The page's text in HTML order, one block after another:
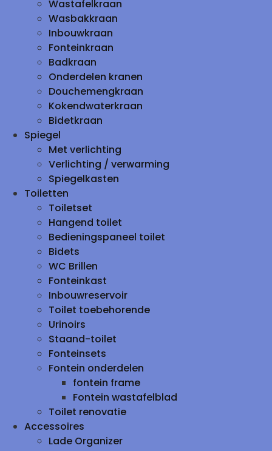
Wastafelkraan
Wasbakkraan
Inbouwkraan
Fonteinkraan
Badkraan
Onderdelen kranen
Douchemengkraan
Kokendwaterkraan
Bidetkraan
Spiegel
Met verlichting
Verlichting / verwarming
Spiegelkasten
Toiletten
Toiletset
Hangend toilet
Bedieningspaneel toilet
Bidets
WC Brillen
Fonteinkast
Inbouwreservoir
Toilet toebehorende
Urinoirs
Staand-toilet
Fonteinsets
Fontein onderdelen
fontein frame
Fontein wastafelblad
Toilet renovatie
Accessoires
Lade Organizer